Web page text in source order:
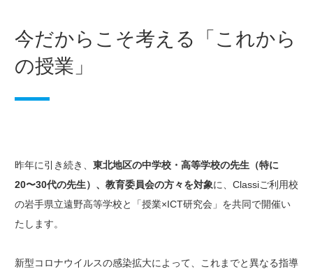
今だからこそ考える「これから
の授業」
昨年に引き続き、 東北地区の中学校・高等学校の先生（特に
20〜30代の先生）、教育委員会の方々を対象に、Classiご利用校
の岩手県立遠野高等学校と「授業×ICT研究会」を共同で開催い
たします。
新型コロナウイルスの感染拡大によって、これまでと異なる指導